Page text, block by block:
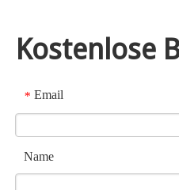
Kostenlose
* Email
Name